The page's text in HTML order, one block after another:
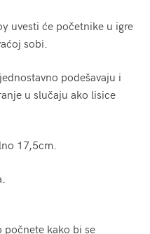
uvesti će početnike u igre
sobi.
podešavaju i
u slučaju ako lisice
17,5cm.
počnete kako bi se